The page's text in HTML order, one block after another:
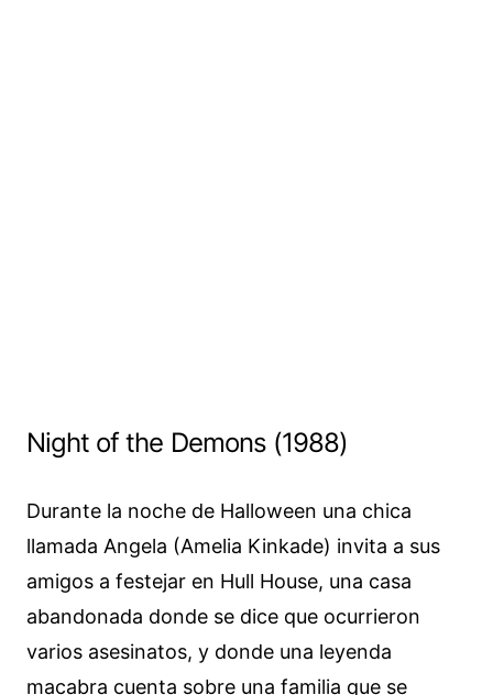
Night of the Demons (1988)
Durante la noche de Halloween una chica
llamada Angela (Amelia Kinkade) invita a sus
amigos a festejar en Hull House, una casa
abandonada donde se dice que ocurrieron
varios asesinatos, y donde una leyenda
macabra cuenta sobre una familia que se